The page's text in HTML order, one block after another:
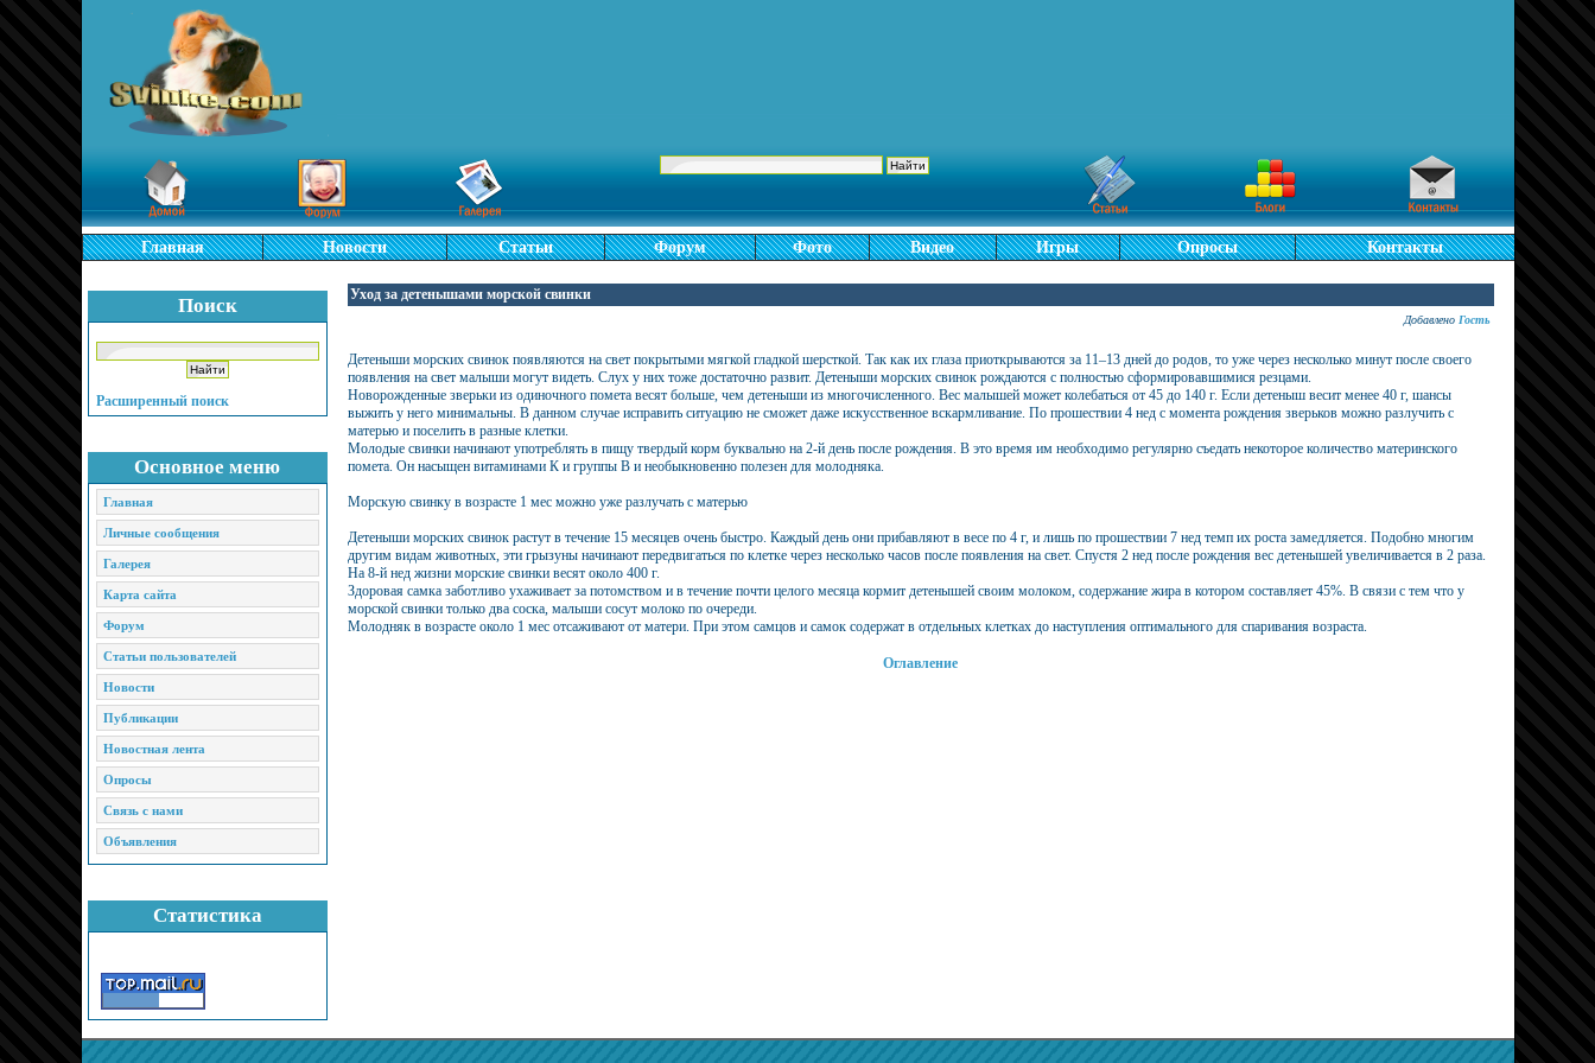
Главная Новости Статьи Форум Фото Видео Игры Опросы Контакты
Поиск
Расширенный поиск
Основное меню
Главная
Личные сообщения
Галерея
Карта сайта
Форум
Статьи пользователей
Новости
Публикации
Новостная лента
Опросы
Связь с нами
Объявления
Статистика
Уход за детенышами морской свинки
Добавлено Гость
Детеныши морских свинок появляются на свет покрытыми мягкой гладкой шерсткой. Так как их глаза приоткрываются за 11–13 дней до родов, то уже через несколько минут после своего
появления на свет малыши могут видеть. Слух у них тоже достаточно развит. Детеныши морских свинок рождаются с полностью сформировавшимися резцами.
Новорожденные зверьки из одиночного помета весят больше, чем детеныши из многочисленного. Вес малышей может колебаться от 45 до 140 г. Если детеныш весит менее 40 г, шансы
выжить у него минимальны. В данном случае исправить ситуацию не сможет даже искусственное вскармливание. По прошествии 4 нед с момента рождения зверьков можно разлучить с
матерью и поселить в разные клетки.
Молодые свинки начинают употреблять в пищу твердый корм буквально на 2-й день после рождения. В это время им необходимо регулярно съедать некоторое количество материнского
помета. Он насыщен витаминами К и группы В и необыкновенно полезен для молодняка.
Морскую свинку в возрасте 1 мес можно уже разлучать с матерью
Детеныши морских свинок растут в течение 15 месяцев очень быстро. Каждый день они прибавляют в весе по 4 г, и лишь по прошествии 7 нед темп их роста замедляется. Подобно многим
другим видам животных, эти грызуны начинают передвигаться по клетке через несколько часов после появления на свет. Спустя 2 нед после рождения вес детенышей увеличивается в 2 раза.
На 8-й нед жизни морские свинки весят около 400 г.
Здоровая самка заботливо ухаживает за потомством и в течение почти целого месяца кормит детенышей своим молоком, содержание жира в котором составляет 45%. В связи с тем что у
морской свинки только два соска, малыши сосут молоко по очереди.
Молодняк в возрасте около 1 мес отсаживают от матери. При этом самцов и самок содержат в отдельных клетках до наступления оптимального для спаривания возраста.
Оглавление